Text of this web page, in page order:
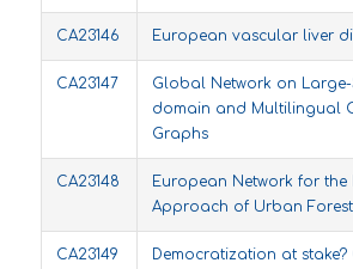
CA23146 European vascular liver
CA23147
Global Network on Large-
domain and Multilingual
Graphs
CA23148
European Network for the
Approach of Urban
CA23149
Democratization at